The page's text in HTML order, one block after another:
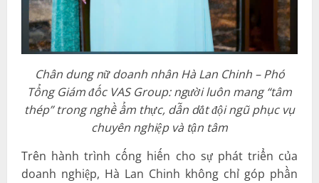
Chân dung nữ doanh nhân Hà Lan Chinh – Phó
Tổng Giám đốc VAS Group: người luôn mang “tâm
thép” trong nghề ẩm thực, dẫn dắt đội ngũ phục vụ
chuyên nghiệp và tận tâm
Trên hành trình cống hiến cho sự phát triển của
doanh nghiệp, Hà Lan Chinh không chỉ góp phần